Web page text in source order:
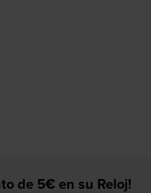
de 5€ en su Reloj!